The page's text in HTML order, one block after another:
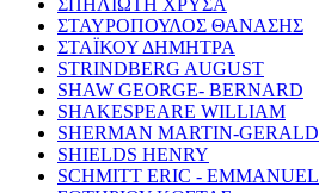
ΣΠΗΛΙΩΤΗ ΧΡΥΣΑ
ΣΤΑΥΡΟΠΟΥΛΟΣ ΘΑΝΑΣΗΣ
ΣΤΑΪΚΟΥ ΔΗΜΗΤΡΑ
STRINDBERG AUGUST
SHAW GEORGE- BERNARD
SHAKESPEARE WILLIAM
SHERMAN MARTIN-GERALD
SHIELDS HENRY
SCHMITT ERIC - EMMANUEL